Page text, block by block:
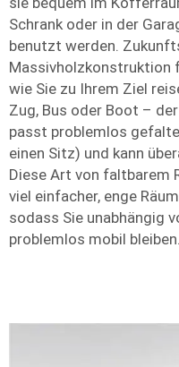
Schrank oder in der
benutzt werden.
Massivholzkonstruktion
wie Sie zu Ihrem Ziel
Zug, Bus oder Boot –
passt problemlos
einen Sitz) und kann
Diese Art von faltbarem
viel einfacher, enge
sodass Sie unabhängig
problemlos mobil bleiben.